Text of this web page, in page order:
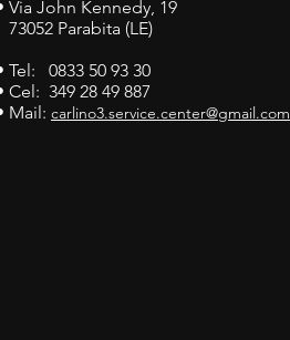
Via John Kennedy, 19
73052 Parabita (LE)
Tel: 0833 50 93 30
Cel: 349 28 49 887
Mail: carlino3.service.center@gmail.com